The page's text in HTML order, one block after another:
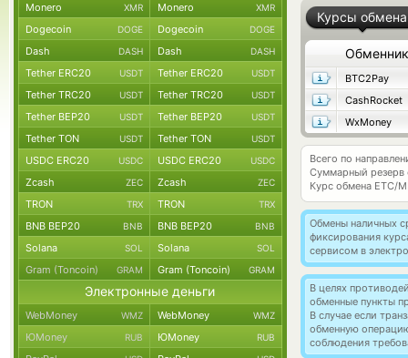
Курсы обмена
Обменник
BTC2Pay
CashRocket
WxMoney
Всего по
Суммарный резерв
Курс обмена ETC/
Обмены наличных
фиксирования
сервисом в
В целях
обменные пункты
В случае если
обменную
соблюдения
Monero XMR Monero XMR
Dogecoin DOGE Dogecoin DOGE
Dash DASH Dash DASH
Tether ERC20 USDT Tether ERC20 USDT
Tether TRC20 USDT Tether TRC20 USDT
Tether BEP20 USDT Tether BEP20 USDT
Tether TON USDT Tether TON USDT
USDC ERC20 USDC USDC ERC20 USDC
Zcash ZEC Zcash ZEC
TRON TRX TRON TRX
BNB BEP20 BNB BNB BEP20 BNB
Solana SOL Solana SOL
Gram (Toncoin) GRAM Gram (Toncoin) GRAM
Электронные деньги
WebMoney WMZ WebMoney WMZ
ЮMoney RUB ЮMoney RUB